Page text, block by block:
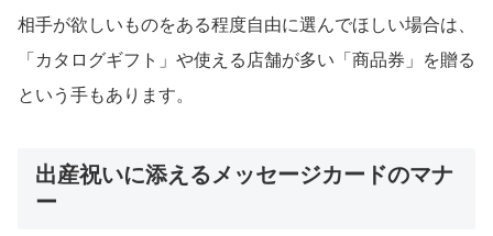
相手が欲しいものをある程度自由に選んでほしい場合は、
「カタログギフト」や使える店舗が多い「商品券」を贈る
という手もあります。
出産祝いに添えるメッセージカードのマナ
ー